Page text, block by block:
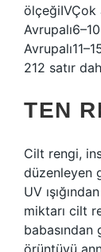
ölçeğiIVÇok
212 satır
TEN
Cilt rengi,
düzenleyen
UV
miktarı cilt
örüntüyü